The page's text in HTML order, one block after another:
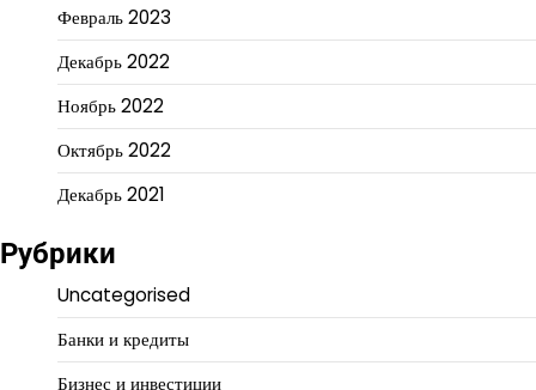
Февраль 2023
Декабрь 2022
Ноябрь 2022
Октябрь 2022
Декабрь 2021
Рубрики
Uncategorised
Банки и кредиты
Бизнес и инвестиции